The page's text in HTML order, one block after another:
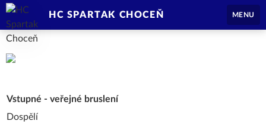
HC SPARTAK CHOCEŇ MENU
Vstupné - veřejné bruslení
Dospělí